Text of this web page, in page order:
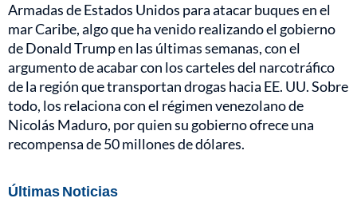
Armadas de Estados Unidos para atacar buques en el
mar Caribe, algo que ha venido realizando el gobierno
de Donald Trump en las últimas semanas, con el
argumento de acabar con los carteles del narcotráfico
de la región que transportan drogas hacia EE. UU. Sobre
todo, los relaciona con el régimen venezolano de
Nicolás Maduro, por quien su gobierno ofrece una
recompensa de 50 millones de dólares.
Últimas Noticias